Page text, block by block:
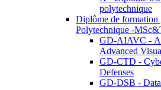
polytechnique
Diplôme de formation
Polytechnique -
GD-AIAVC -
Advanced
GD-CTD -
Defenses
GD-DSB -